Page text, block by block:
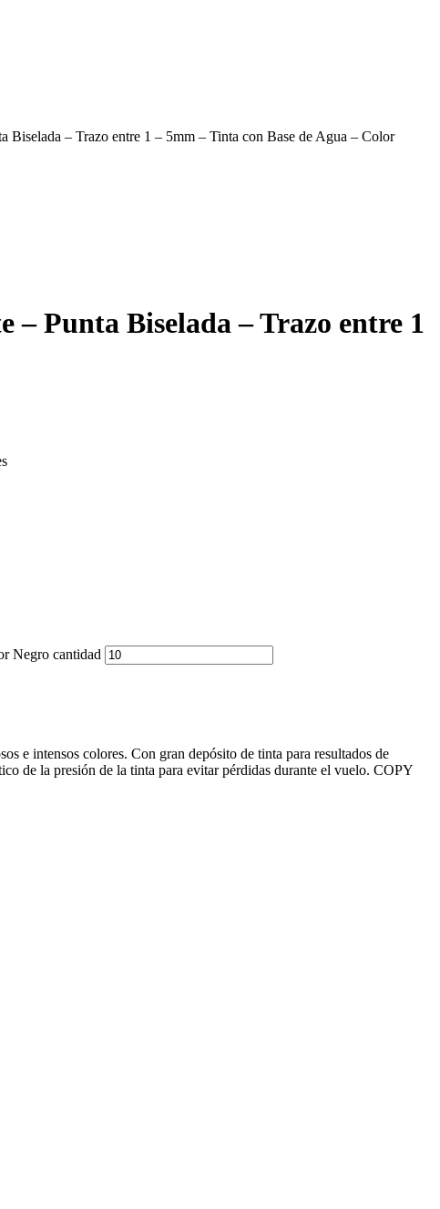
Biselada – Trazo entre 1 – 5mm – Tinta con Base de Agua – Color
– Punta Biselada – Trazo entre 1
Negro cantidad
e intensos colores. Con gran depósito de tinta para resultados de
de la presión de la tinta para evitar pérdidas durante el vuelo. COPY